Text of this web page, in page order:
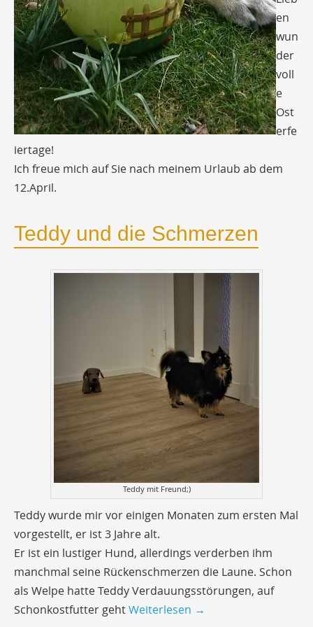
en
wun
der
voll
e
Ost
erfe
iertage!
Ich freue mich auf Sie nach meinem Urlaub ab dem
12.April.
Teddy und die Schmerzen
Teddy mit Freund;)
Teddy wurde mir vor einigen Monaten zum ersten Mal
vorgestellt, er ist 3 Jahre alt.
Er ist ein lustiger Hund, allerdings verderben ihm
manchmal seine Rückenschmerzen die Laune. Schon
als Welpe hatte Teddy Verdauungsstörungen, auf
Schonkostfutter gehtWeiterlesen →